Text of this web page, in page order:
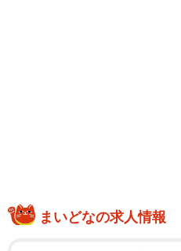
ケート として実施されました。
まいどなの求人情報